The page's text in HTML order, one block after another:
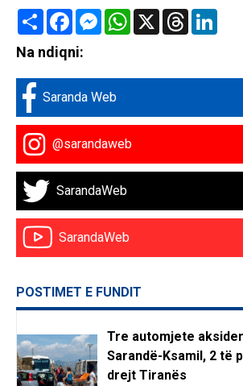
Share FacebookMessenger
WhatsApp
X Threads
Na ndiqni:
Saranda Web
@sarandaweb
SarandaWeb
SarandaWeb
POSTIMET E FUNDIT
Tre automjete
Sarandë-Ksamil, 2 të
drejt Tiranës